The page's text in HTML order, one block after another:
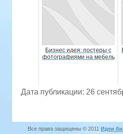
Бизнес идея: постеры с
фотографиями на мебель
Дата публикации: 26
Все права защищены © 2011 Идеи